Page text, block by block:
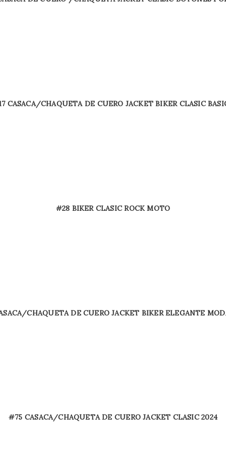
CASACA/CHAQUETA DE CUERO JACKET BIKER CLASIC
#28 BIKER CLASIC ROCK MOTO
CHAQUETA DE CUERO JACKET BIKER ELEGANTE
#75 CASACA/CHAQUETA DE CUERO JACKET CLASIC 2024